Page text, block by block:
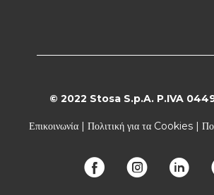
© 2022 Stosa S.p.A. P.IVA
Επικοινωνία | Πολιτική για τα Cookies |